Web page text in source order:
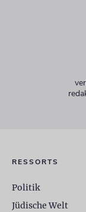
RESSORTS
Politik
Jüdische Welt